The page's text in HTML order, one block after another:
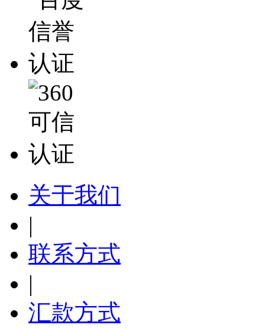
关于我们
|
联系方式
|
汇款方式